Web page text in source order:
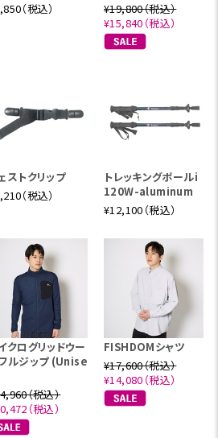
（税込）
¥19,800（税込）
¥15,840（税込）
ストクリップ
（税込）
トレッキングポールi
120W-aluminum
¥12,100（税込）
クログリッドウー
ルジップ (Unise
（税込）
（税込）
FISHDOMシャツ
¥17,600（税込）
¥14,080（税込）